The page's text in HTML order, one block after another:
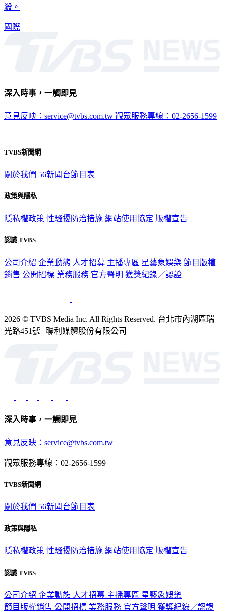
殺。
國際
深入時事，一觸即見
意見反映：service@tvbs.com.tw 觀眾服務專線：02-2656-1599
TVBS新聞網
關於我們 56新聞台節目表
政策與隱私
隱私權政策 性騷擾防治措施 網站使用協定 版權宣告
認識 TVBS
公司介紹 企業動態 人才招募 主播專區 星藝象娛樂 節目版權
銷售 公開招標 業務服務 官方聲明 獲獎紀錄／認證
2026 © TVBS Media Inc. All Rights Reserved. 台北市內湖區瑞
光路451號 | 聯利媒體股份有限公司
深入時事，一觸即見
意見反映：service@tvbs.com.tw
觀眾服務專線：02-2656-1599
TVBS新聞網
關於我們 56新聞台節目表
政策與隱私
隱私權政策 性騷擾防治措施 網站使用協定 版權宣告
認識 TVBS
公司介紹 企業動態 人才招募 主播專區 星藝象娛樂
節目版權銷售 公開招標 業務服務 官方聲明 獲獎紀錄／認證